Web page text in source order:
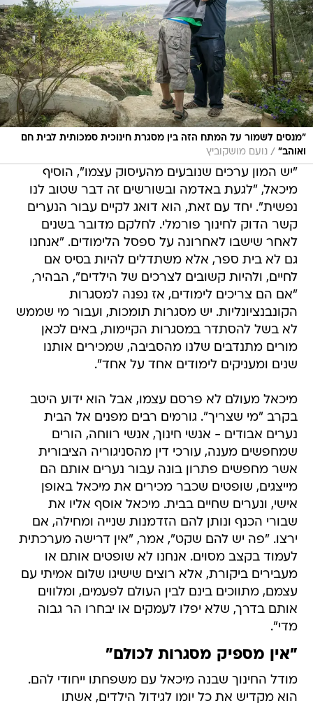
"מנסים לשמור על המתח הזה בין מסגרת חינוכית סמכותית לבית חם
ואוהב" / נועם מושקוביץ
"יש המון ערכים שנובעים מהעיסוק עצמו", הוסיף
מיכאל, "לגעת באדמה ובשורשים זה דבר שטוב לנו
נפשית". יחד עם זאת, הוא דואג לקיים עבור הנערים
קשר הדוק לחינוך פורמלי. לחלקם מדובר בשנים
לאחר שישבו לאחרונה על ספסל הלימודים. "אנחנו
גם לא בית ספר, אלא משתדלים להיות בסיס אם
לחיים, ולהיות קשובים לצרכים של הילדים", הבהיר,
"אם הם צריכים לימודים, אז נפנה למסגרות
הקונבנציונליות. יש מסגרות תומכות, ועבור מי שממש
לא בשל להסתדר במסגרות הקיימות, באים לכאן
מורים מתנדבים שלנו מהסביבה, שמכירים אותנו
שנים ומעניקים לימודים אחד על אחד".
מיכאל מעולם לא פרסם עצמו, אבל הוא ידוע היטב
בקרב "מי שצריך". גורמים רבים מפנים אל הבית
נערים אבודים - אנשי חינוך, אנשי רווחה, הורים
שמחפשים מענה, עורכי דין מהסניגוריה הציבורית
אשר מחפשים פתרון בונה עבור נערים אותם הם
מייצגים, שופטים שכבר מכירים את מיכאל באופן
אישי, ונערים שחיים בבית. מיכאל אוסף אליו את
שבורי הכנף ונותן להם הזדמנות שנייה ומחילה, אם
ירצו. "פה יש להם שקט", אמר, "אין דרישה מערכתית
לעמוד בקצב מסוים. אנחנו לא שופטים אותם או
מעבירים ביקורת, אלא רוצים שישיגו שלום אמיתי עם
עצמם, מתווכים בינם לבין העולם לפעמים, ומלווים
אותם בדרך, שלא יפלו לעמקים או יבחרו הר גבוה
מדי".
"אין מספיק מסגרות לכולם"
מודל החינוך שבנה מיכאל עם משפחתו ייחודי להם.
הוא מקדיש את כל יומו לגידול הילדים, אשתו